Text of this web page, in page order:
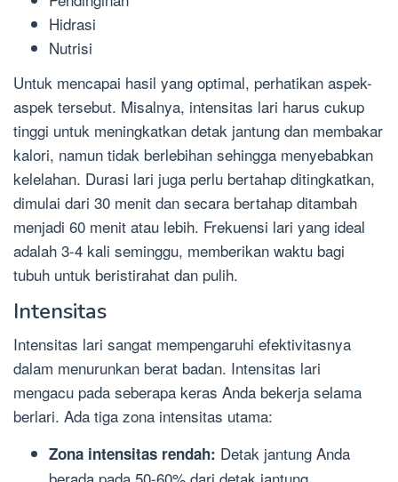
Hidrasi
Nutrisi
Untuk mencapai hasil yang optimal, perhatikan aspek-
aspek tersebut. Misalnya, intensitas lari harus cukup
tinggi untuk meningkatkan detak jantung dan membakar
kalori, namun tidak berlebihan sehingga menyebabkan
kelelahan. Durasi lari juga perlu bertahap ditingkatkan,
dimulai dari 30 menit dan secara bertahap ditambah
menjadi 60 menit atau lebih. Frekuensi lari yang ideal
adalah 3-4 kali seminggu, memberikan waktu bagi
tubuh untuk beristirahat dan pulih.
Intensitas
Intensitas lari sangat mempengaruhi efektivitasnya
dalam menurunkan berat badan. Intensitas lari
mengacu pada seberapa keras Anda bekerja selama
berlari. Ada tiga zona intensitas utama:
Zona intensitas rendah: Detak jantung Anda